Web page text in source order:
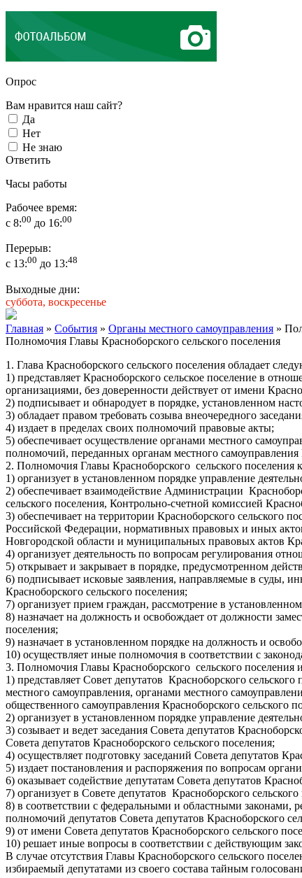
Опрос
Вам нравится наш сайт?
Да
Нет
Не знаю
Ответить
Часы работы
Рабочее время:
с 8:00 до 16:00
Перерыв:
с 13:00 до 13:48
Выходные дни:
суббота, воскресенье
Главная » События » Органы местного самоуправления »
Полномочия Главы Красноборского сельского поселения
1. Глава Красноборского сельского поселения обладает
1) представляет Красноборского сельское поселение в
организациями, без доверенности действует от имени
2) подписывает и обнародует в порядке, установленном
3) обладает правом требовать созыва внеочередного
4) издает в пределах своих полномочий правовые акты;
5) обеспечивает осуществление органами местного
полномочий, переданных органам местного
2. Полномочия Главы Красноборского сельского
1) организует в установленном порядке управление
2) обеспечивает взаимодействие Администрации
сельского поселения, Контрольно-счетной комиссией
3) обеспечивает на территории Красноборского
Российской Федерации, нормативных правовых и иных
Новгородской области и муниципальных правовых актов
4) организует деятельность по вопросам регулирования
5) открывает и закрывает в порядке, предусмотренном
6) подписывает исковые заявления, направляемые в суды,
Красноборского сельского поселения;
7) организует прием граждан, рассмотрение в
8) назначает на должность и освобождает от должности
поселения;
9) назначает в установленном порядке на должность и
10) осуществляет иные полномочия в соответствии с
3. Полномочия Главы Красноборского сельского поселения
1) представляет Совет депутатов Красноборского
местного самоуправления, органами местного
общественного самоуправления Красноборского сельского
2) организует в установленном порядке управление
3) созывает и ведет заседания Совета депутатов
Совета депутатов Красноборского сельского поселения;
4) осуществляет подготовку заседаний Совета депутатов
5) издает постановления и распоряжения по вопросам
6) оказывает содействие депутатам Совета депутатов
7) организует в Совете депутатов Красноборского
8) в соответствии с федеральными и областными законами,
полномочий депутатов Совета депутатов Красноборского
9) от имени Совета депутатов Красноборского сельского
10) решает иные вопросы в соответствии с действующим
В случае отсутствия Главы Красноборского сельского
избираемый депутатами из своего состава тайным